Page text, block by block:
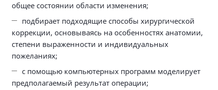
общее состоянии области изменения;
подбирает подходящие способы хирургической
коррекции, основываясь на особенностях анатомии,
степени выраженности и индивидуальных
пожеланиях;
с помощью компьютерных программ моделирует
предполагаемый результат операции;